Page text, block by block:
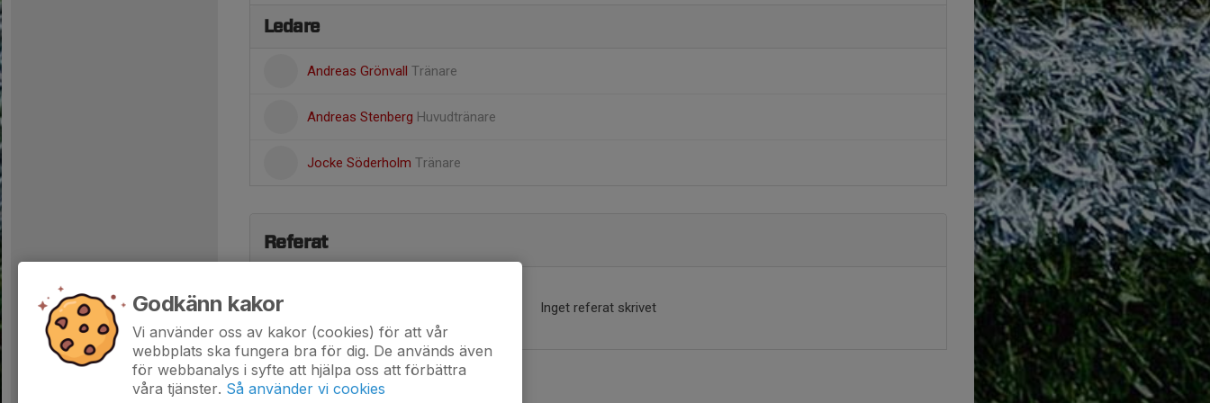
Ledare
Andreas Grönvall Tränare
Andreas Stenberg Huvudtränare
Jocke Söderholm Tränare
Referat
Inget referat skrivet
Godkänn kakor
Vi använder oss av kakor (cookies) för att vår
webbplats ska fungera bra för dig. De används även
för webbanalys i syfte att hjälpa oss att förbättra
våra tjänster. Så använder vi cookies